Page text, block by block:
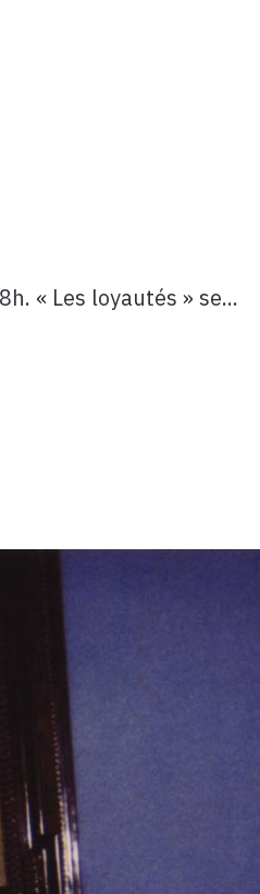
« Les loyautés » se...